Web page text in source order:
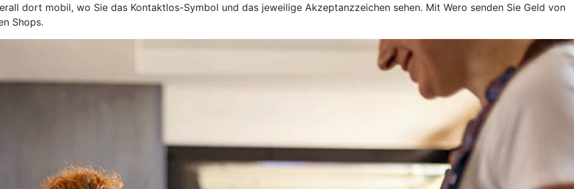
dort mobil, wo Sie das Kontaktlos-Symbol und das jeweilige Akzeptanzzeichen sehen. Mit Wero senden Sie Geld von
Shops.